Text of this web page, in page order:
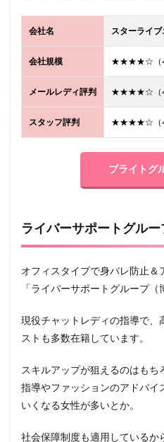
会社名 スターライ
会社規模 ★★★★☆（
メールレディ評判 ★★★★☆（
スタッフ評判 ★★★★☆（
ブライトグ
ライバーサポートグ
オフィスタイプで身バレ防止＆
「ライバーサポートグループ（
現役チャットレディの指導で、
ストも多数在籍しています。
スキルアップが狙えるのはもち
指導やファッションのアドバイ
いくなる女性が多いとか。
社会保障制度も適用しているか